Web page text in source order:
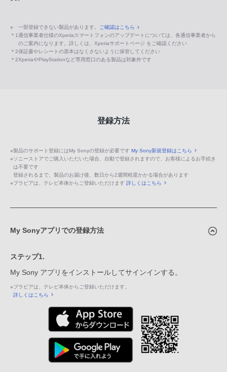
※ 一部登録できない製品があります。 ご確認はこちら
＊1通信事業者仕様のXperiaスマートフォンのアップデートについては、各通信事業者から
のご案内になります。詳しくは、Xperiaサポートページ をご確認ください
＊2保証書やレシートの原本はなくさないように保管してください
＊2XperiaやPlayStationなど専用窓口のある製品は対象外です
登録方法
※製品のサポート登録にはMy Sonyの登録が必要です My Sony新規登録はこちら
※ソニーストアでご購入いただいた場合、自動で登録されますので、お客様によるお手続き
は不要です
登録されるまで、製品のお届け後、数日から2週間程度かかる場合があります
※ブラビアは、テレビ本体からご登録いただけます 詳しくはこちら
My Sonyアプリでの登録方法
ステップ1.
My Sony アプリをインストールしてサインインする。
※ブラビアは、テレビ本体からご登録いただけます。
詳しくはこちら